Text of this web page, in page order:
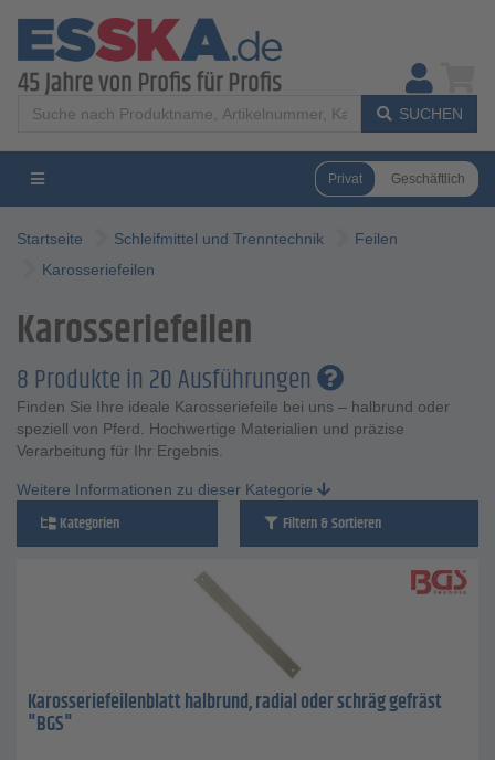
SUCHEN
Privat Geschäftlich
Startseite Schleifmittel und Trenntechnik
Feilen
Karosseriefeilen
Karosseriefeilen
8 Produkte in 20 Ausführungen
Finden Sie Ihre ideale Karosseriefeile bei uns – halbrund oder
speziell von Pferd. Hochwertige Materialien und präzise
Verarbeitung für Ihr Ergebnis.
Weitere Informationen zu dieser Kategorie
Kategorien Filtern & Sortieren
Karosseriefeilenblatt halbrund, radial oder schräg gefräst
"BGS"